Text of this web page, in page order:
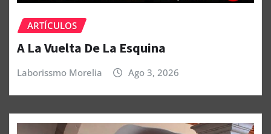
ARTÍCULOS
A La Vuelta De La Esquina
Laborissmo Morelia Ago 3, 2026